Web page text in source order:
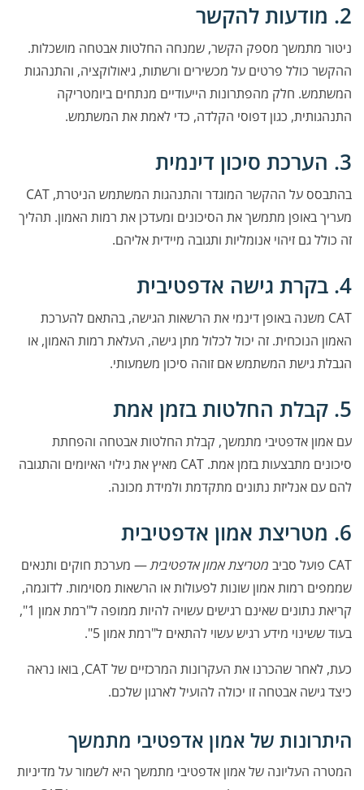
2. מודעות להקשר
ניטור מתמשך מספק הקשר, שמנחה החלטות אבטחה מושכלות.
ההקשר כולל פרטים על מכשירים ורשתות, גיאולוקציה, והתנהגות
המשתמש. חלק מהפתרונות הייעודיים מנתחים ביומטריקה
התנהגותית, כגון דפוסי הקלדה, כדי לאמת את המשתמש.
3. הערכת סיכון דינמית
בהתבסס על ההקשר המוגדר והתנהגות המשתמש הניטרת, CAT
מעריך באופן מתמשך את הסיכונים ומעדכן את רמות האמון. תהליך
זה כולל גם זיהוי אנומליות ותגובה מיידית אליהם.
4. בקרת גישה אדפטיבית
CAT משנה באופן דינמי את הרשאות הגישה, בהתאם להערכת
האמון הנוכחית. זה יכול לכלול מתן גישה, העלאת רמות האמון, או
הגבלת גישת המשתמש אם זוהה סיכון משמעותי.
5. קבלת החלטות בזמן אמת
עם אמון אדפטיבי מתמשך, קבלת החלטות אבטחה והפחתת
סיכונים מתבצעות בזמן אמת. CAT מאיץ את גילוי האיומים והתגובה
להם עם אנליזת נתונים מתקדמת ולמידת מכונה.
6. מטריצת אמון אדפטיבית
CAT פועל סביב מטריצת אמון אדפטיבית— מערכת חוקים ותנאים
שממפים רמות אמון שונות לפעולות או הרשאות מסוימות. לדוגמה,
קריאת נתונים שאינם רגישים עשויה להיות ממופה ל"רמת אמון 1",
בעוד ששינוי מידע רגיש עשוי להתאים ל"רמת אמון 5".
כעת, לאחר שהכרנו את העקרונות המרכזיים של CAT, בואו נראה
כיצד גישה אבטחה זו יכולה להועיל לארגון שלכם.
היתרונות של אמון אדפטיבי מתמשך
המטרה העליונה של אמון אדפטיבי מתמשך היא לשמור על מדיניות